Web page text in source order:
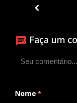
Faça um
Nome *